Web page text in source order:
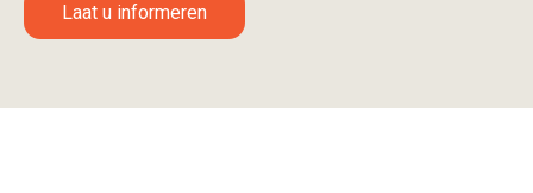
Laat u informeren